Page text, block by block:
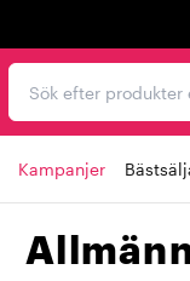
Sök efter
Kampanjer